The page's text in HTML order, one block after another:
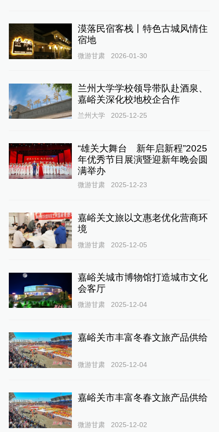
漠落民宿客栈丨特色古城风情住
宿地
微游甘肃 2026-01-30
兰州大学学校领导带队赴酒泉、
嘉峪关深化校地校企合作
兰州大学 2025-12-25
“雄关大舞台 新年启新程”2025
年优秀节目展演暨迎新年晚会圆
满举办
微游甘肃 2025-12-23
嘉峪关文旅以文惠老优化营商环
境
微游甘肃 2025-12-05
嘉峪关城市博物馆打造城市文化
会客厅
微游甘肃 2025-12-04
嘉峪关市丰富冬春文旅产品供给
微游甘肃 2025-12-04
嘉峪关市丰富冬春文旅产品供给
微游甘肃 2025-12-02